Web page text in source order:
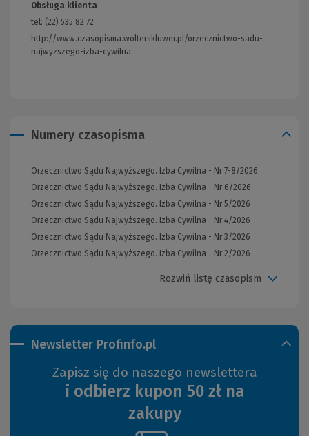
Newsletter Profinfo.pl
Zapisz się do naszego newslettera
i odbierz kupon 50 zł na
zakupy
Obsługa klienta
tel: (22) 535 82 72
http://www.czasopisma.wolterskluwer.pl/orzecznictwo-sadu-
najwyzszego-izba-cywilna
Numery czasopisma
Orzecznictwo Sądu Najwyższego. Izba Cywilna - Nr 7-8/2026
Orzecznictwo Sądu Najwyższego. Izba Cywilna - Nr 6/2026
Orzecznictwo Sądu Najwyższego. Izba Cywilna - Nr 5/2026
Orzecznictwo Sądu Najwyższego. Izba Cywilna - Nr 4/2026
Orzecznictwo Sądu Najwyższego. Izba Cywilna - Nr 3/2026
Orzecznictwo Sądu Najwyższego. Izba Cywilna - Nr 2/2026
Rozwiń listę czasopism